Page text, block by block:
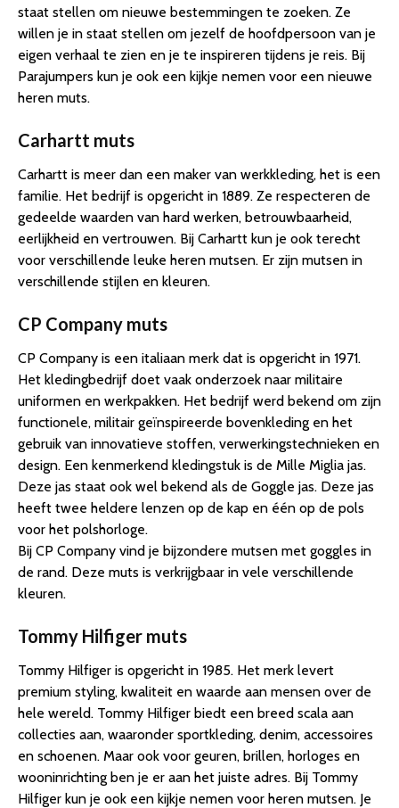
staat stellen om nieuwe bestemmingen te zoeken. Ze
willen je in staat stellen om jezelf de hoofdpersoon van je
eigen verhaal te zien en je te inspireren tijdens je reis. Bij
Parajumpers kun je ook een kijkje nemen voor een nieuwe
heren muts.
Carhartt muts
Carhartt is meer dan een maker van werkkleding, het is een
familie. Het bedrijf is opgericht in 1889. Ze respecteren de
gedeelde waarden van hard werken, betrouwbaarheid,
eerlijkheid en vertrouwen. Bij Carhartt kun je ook terecht
voor verschillende leuke heren mutsen. Er zijn mutsen in
verschillende stijlen en kleuren.
CP Company muts
CP Company is een italiaan merk dat is opgericht in 1971.
Het kledingbedrijf doet vaak onderzoek naar militaire
uniformen en werkpakken. Het bedrijf werd bekend om zijn
functionele, militair geïnspireerde bovenkleding en het
gebruik van innovatieve stoffen, verwerkingstechnieken en
design. Een kenmerkend kledingstuk is de Mille Miglia jas.
Deze jas staat ook wel bekend als de Goggle jas. Deze jas
heeft twee heldere lenzen op de kap en één op de pols
voor het polshorloge.
Bij CP Company vind je bijzondere mutsen met goggles in
de rand. Deze muts is verkrijgbaar in vele verschillende
kleuren.
Tommy Hilfiger muts
Tommy Hilfiger is opgericht in 1985. Het merk levert
premium styling, kwaliteit en waarde aan mensen over de
hele wereld. Tommy Hilfiger biedt een breed scala aan
collecties aan, waaronder sportkleding, denim, accessoires
en schoenen. Maar ook voor geuren, brillen, horloges en
wooninrichting ben je er aan het juiste adres. Bij Tommy
Hilfiger kun je ook een kijkje nemen voor heren mutsen. Je